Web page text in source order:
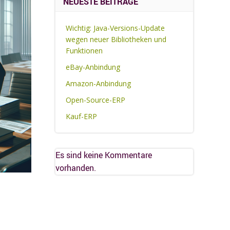
Wichtig: Java-Versions-Update
wegen neuer Bibliotheken und
Funktionen
eBay-Anbindung
Amazon-Anbindung
Open-Source-ERP
Kauf-ERP
Es sind keine Kommentare
vorhanden.